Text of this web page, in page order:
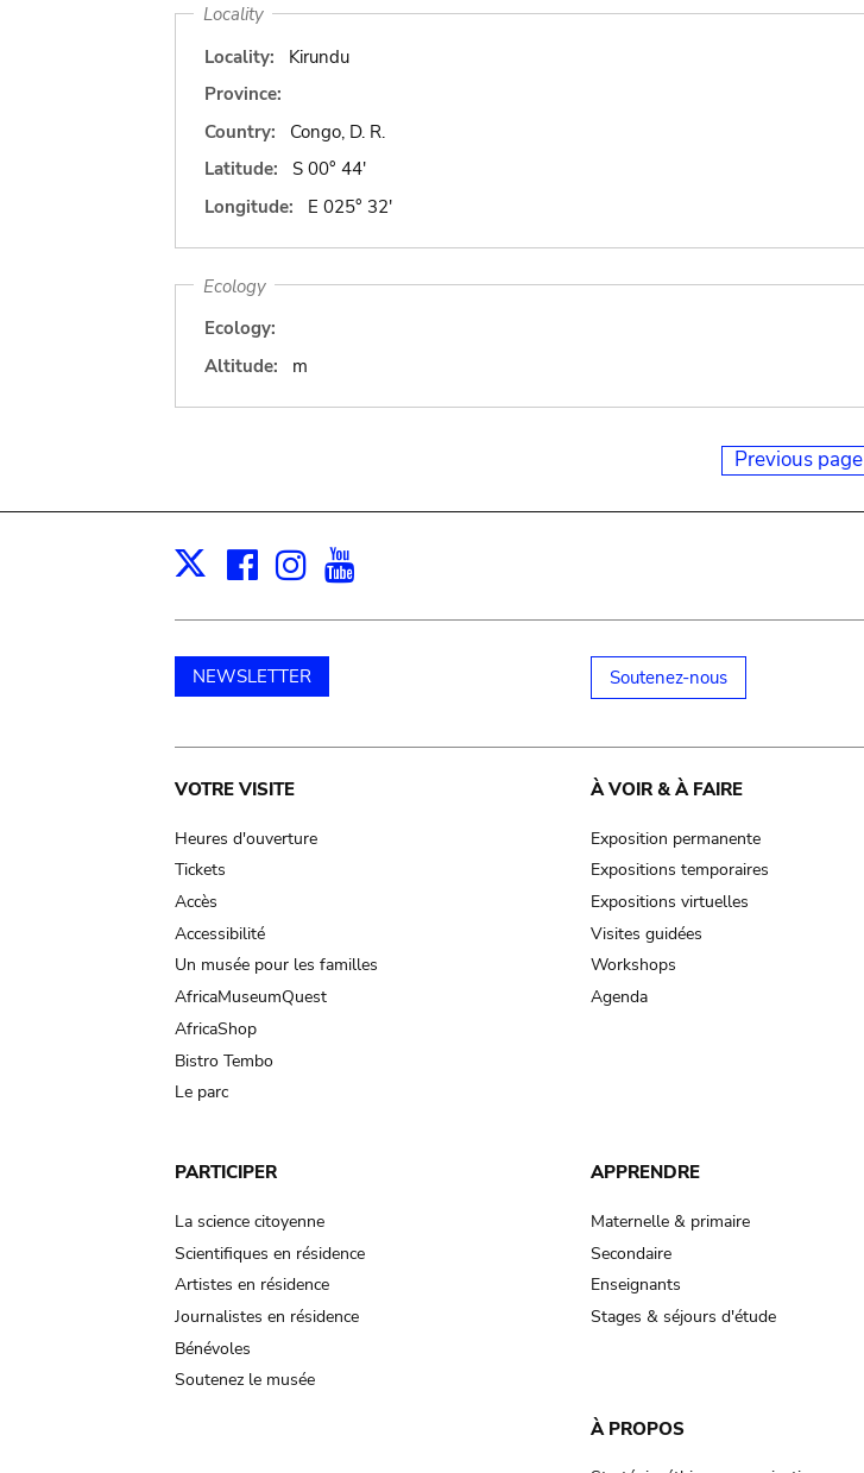
Locality
Locality:
Kirundu
Province:
Country:
Congo, D. R.
Latitude:
S 00° 44'
Longitude:
E 025° 32'
Ecology
Ecology:
Altitude:
m
Previous page
X Facebook
Instagram
NEWSLETTER Soutenez-nous
Main
navigation
VOTRE VISITE
Heures d'ouverture
Tickets
Accès
Accessibilité
Un musée pour les familles
AfricaMuseumQuest
AfricaShop
Bistro Tembo
Le parc
À VOIR & À FAIRE
Exposition permanente
Expositions temporaires
Expositions virtuelles
Visites guidées
Workshops
Agenda
PARTICIPER
La science citoyenne
Scientifiques en résidence
Artistes en résidence
Journalistes en résidence
Bénévoles
Soutenez le musée
APPRENDRE
Maternelle & primaire
Secondaire
Enseignants
Stages & séjours d'étude
À PROPOS